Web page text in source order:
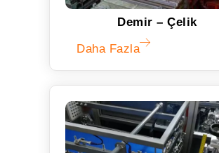
Demir – Çelik
Daha Fazla